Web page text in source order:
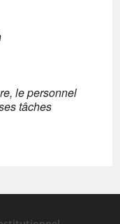
le personnel
tâches